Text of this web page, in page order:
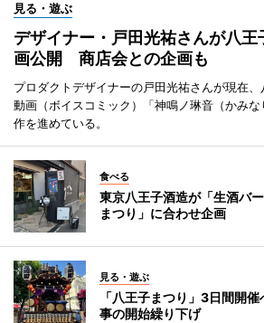
見る・遊ぶ
デザイナー・戸田光祐さんが八
画公開 商店会との企画も
プロダクトデザイナーの戸田光祐さんが現在
動画（ボイスコミック）「神鳴ノ琳音（かみ
作を進めている。
食べる
東京八王子酒造が「生酒バ
まつり」に合わせ企画
見る・遊ぶ
「八王子まつり」3日間開
事の開始繰り下げ